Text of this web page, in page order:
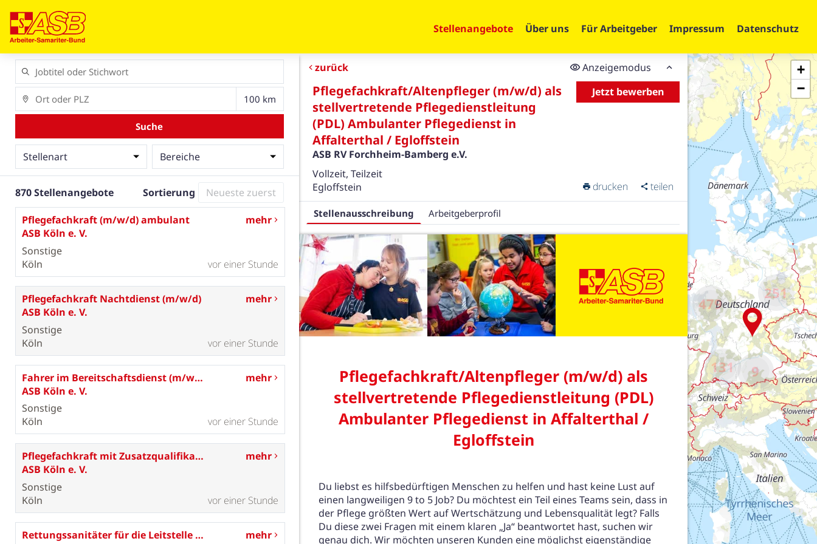
Stellenangebote Über uns Für Arbeitgeber Impressum Datenschutz
Suche
Stellenart Bereiche
870 Stellenangebote Sortierung
Pflegefachkraft (m/w/d) ambulant
ASB Köln e. V.
Sonstige
Köln
mehr
vor einer Stunde
Pflegefachkraft Nachtdienst (m/w/d)
ASB Köln e. V.
Sonstige
Köln
mehr
vor einer Stunde
Fahrer im Bereitschaftsdienst (m/w/d)
ASB Köln e. V.
Sonstige
Köln
mehr
vor einer Stunde
Pflegefachkraft mit Zusatzqualifikation in der ambulanten psychatrischen Pflege (m/w/d)
ASB Köln e. V.
Sonstige
Köln
mehr
vor einer Stunde
Rettungssanitäter für die Leitstelle (m/w/d)
mehr
zurück Anzeigemodus
Pflegefachkraft/Altenpfleger (m/w/d) als
stellvertretende Pflegedienstleitung
(PDL) Ambulanter Pflegedienst in
Affalterthal / Egloffstein
ASB RV Forchheim-Bamberg e.V.
Vollzeit, Teilzeit
Egloffstein
Jetzt bewerben
drucken teilen
Stellenausschreibung Arbeitgeberprofil
479
251
131 9
+
−